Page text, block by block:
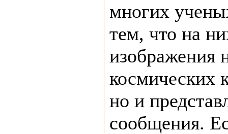
многих
тем, что на
изображения
космических
но и
сообщения.